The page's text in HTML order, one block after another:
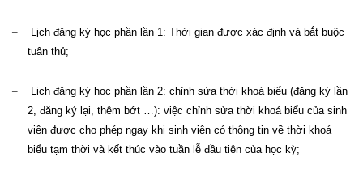
–
Lịch đăng ký học phần lần 1: Thời gian được xác định và bắt buộc
tuân thủ;
–
Lịch đăng ký học phần lần 2: chỉnh sửa thời khoá biểu (đăng ký lần
2, đăng ký lại, thêm bớt …): việc chỉnh sửa thời khoá biểu của sinh
viên được cho phép ngay khi sinh viên có thông tin về thời khoá
biểu tạm thời và kết thúc vào tuần lễ đầu tiên của học kỳ;